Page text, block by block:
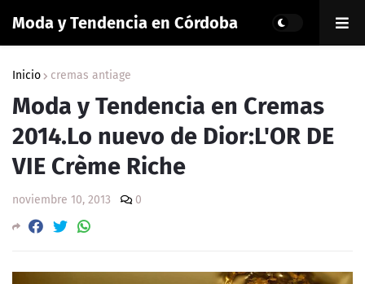
Moda y Tendencia en Córdoba
Inicio cremas antiage
Moda y Tendencia en Cremas
2014.Lo nuevo de Dior:L'OR DE
VIE Crème Riche
noviembre 10, 2013 0